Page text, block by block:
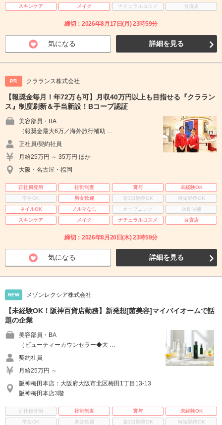
スキンケア
メイク ナチュラルコスメ 百貨店
締切：2026年8月17日(月) 23時59分
気になる 詳細を見る
PR クラランス株式会社
【報奨金毎月！年72万も可】月収40万円以上も目指せる『クララン
ス』制度刷新＆手当新設！Bコープ認証
美容部員・BA
（報奨金最大6万／海外旅行補助 …
正社員/契約社員
月給25万円 ～ 35万円 ほか
大阪・名古屋・福岡
正社員登用 社割制度 賞与
未経験OK
学生OK
男女歓迎 週3日勤務OK
時短勤務OK
ネイルOK
ノルマなし オープニング
店長候補
スキンケア
メイク ナチュラルコスメ 百貨店
締切：2026年8月20日(木) 23時59分
気になる 詳細を見る
NEW メゾンレクシア株式会社
【未経験OK！阪神百貨店勤務】新発想[菌美容]マイバイオームで話
題の企業
美容部員・BA
（ビューティーカウンセラー◆大 …
契約社員
月給25万円 ～
阪神梅田本店：大阪府大阪市北区梅田1丁目13-13
阪神梅田本店3階
正社員登用 社割制度 賞与
未経験OK
学生OK
男女歓迎 週3日勤務OK
時短勤務OK